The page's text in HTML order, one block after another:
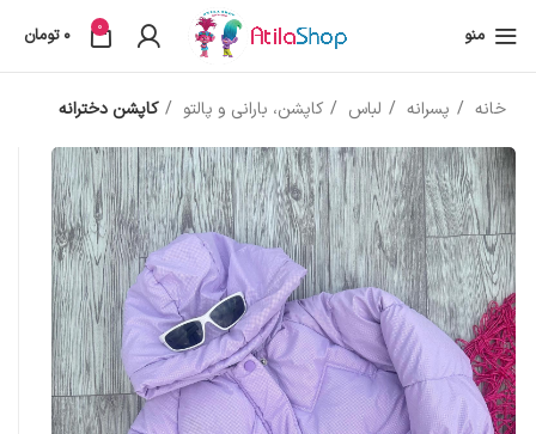
منو 0
0 تومان
خانه پسرانه لباس کاپشن، بارانی و پالتو کاپشن دخترانه